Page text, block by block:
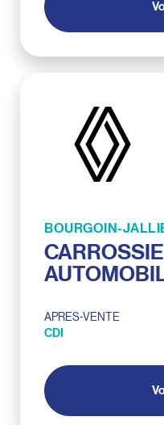
BOURGOIN-
APRES-VENTE
CDI